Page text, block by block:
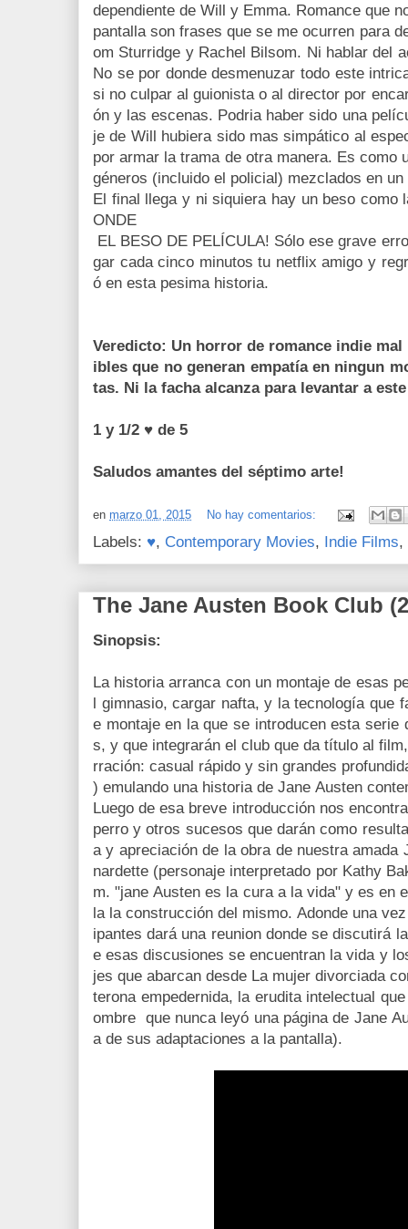
dependiente de Will y Emma. Romance que
pantalla son frases que se me ocurren para
om Sturridge y Rachel Bilsom. Ni hablar del
No se por donde desmenuzar todo este
si no culpar al guionista o al director por
ón y las escenas. Podria haber sido una
je de Will hubiera sido mas simpático al
por armar la trama de otra manera. Es
géneros (incluido el policial) mezclados en
El final llega y ni siquiera hay un beso como
ONDE
EL BESO DE PELÍCULA! Sólo ese grave
gar cada cinco minutos tu netflix amigo y
ó en esta pesima historia.
Veredicto: Un horror de romance indie
ibles que no generan empatía en ningun
tas. Ni la facha alcanza para levantar a
1 y 1/2 ♥ de 5
Saludos amantes del séptimo arte!
en marzo 01, 2015 No hay comentarios:
Labels: ♥, Contemporary Movies, Indie Films,
The Jane Austen Book Club
Sinopsis:
La historia arranca con un montaje de esas
l gimnasio, cargar nafta, y la tecnología que
e montaje en la que se introducen esta serie
s, y que integrarán el club que da título al
rración: casual rápido y sin grandes
) emulando una historia de Jane Austen
Luego de esa breve introducción nos
perro y otros sucesos que darán como
a y apreciación de la obra de nuestra amada
nardette (personaje interpretado por Kathy
m. "jane Austen es la cura a la vida" y es en
la la construcción del mismo. Adonde una
ipantes dará una reunion donde se discutirá
e esas discusiones se encuentran la vida y
jes que abarcan desde La mujer divorciada
terona empedernida, la erudita intelectual
ombre que nunca leyó una página de Jane
a de sus adaptaciones a la pantalla).